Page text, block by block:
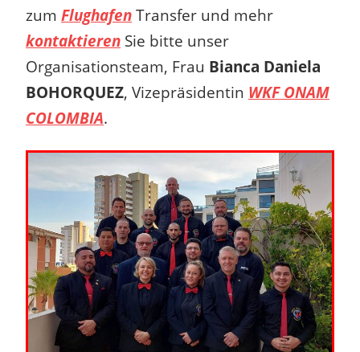
zum Flughafen Transfer und mehr
kontaktieren Sie bitte unser
Organisationsteam, Frau Bianca Daniela
BOHORQUEZ, Vizepräsidentin WKF ONAM
COLOMBIA.